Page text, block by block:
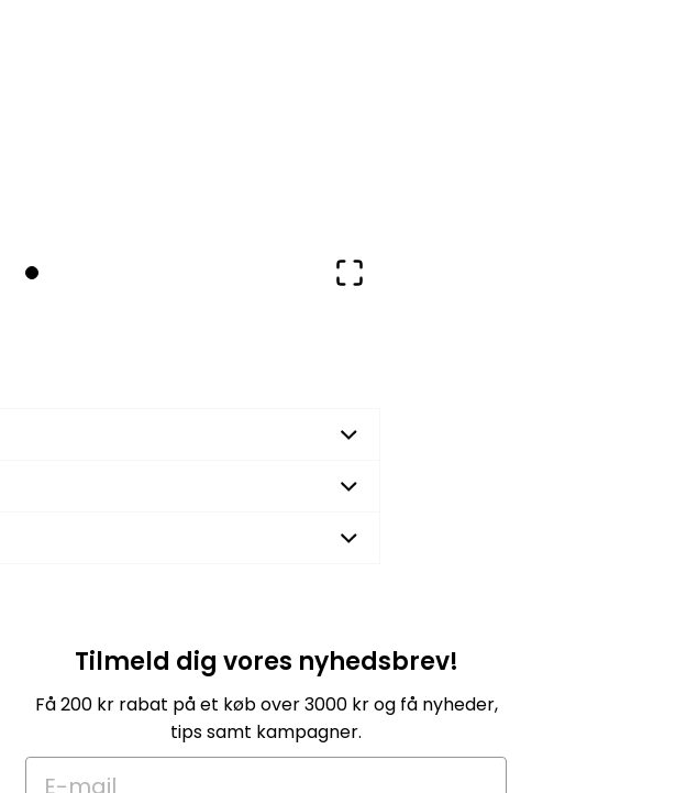
Tilmeld dig vores nyhedsbrev!
Få 200 kr rabat på et køb over 3000 kr og få nyheder,
tips samt kampagner.
E-mail